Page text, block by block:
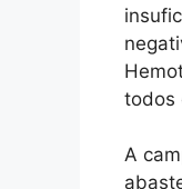
todos
A